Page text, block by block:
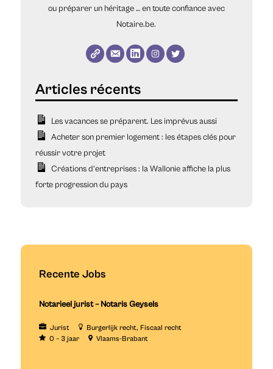
ou préparer un héritage … en toute confiance avec
Notaire.be.
Les vacances se préparent. Les imprévus aussi
Acheter son premier logement : les étapes clés pour
réussir votre projet
Créations d’entreprises : la Wallonie affiche la plus
forte progression du pays
Recente Jobs
Notarieel jurist – Notaris Geysels
Jurist Burgerlijk recht Fiscaal recht
0 – 3 jaar
Vlaams-Brabant